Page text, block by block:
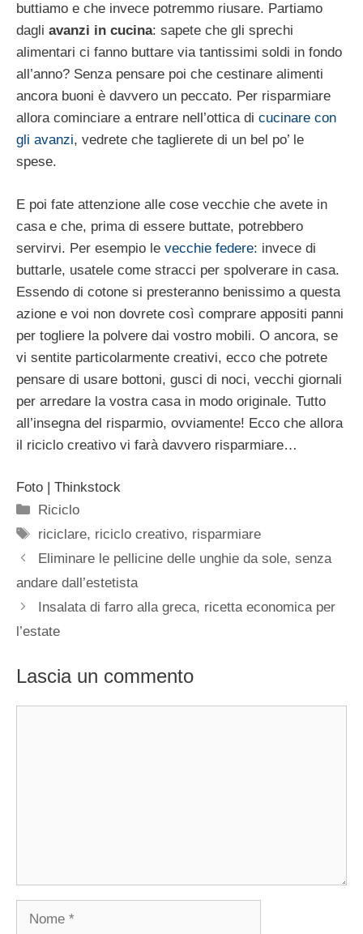
buttiamo e che invece potremmo riusare. Partiamo
dagli avanzi in cucina: sapete che gli sprechi
alimentari ci fanno buttare via tantissimi soldi in fondo
all’anno? Senza pensare poi che cestinare alimenti
ancora buoni è davvero un peccato. Per risparmiare
allora cominciare a entrare nell’ottica di cucinare con
gli avanzi, vedrete che taglierete di un bel po’ le
spese.
E poi fate attenzione alle cose vecchie che avete in
casa e che, prima di essere buttate, potrebbero
servirvi. Per esempio le vecchie federe: invece di
buttarle, usatele come stracci per spolverare in casa.
Essendo di cotone si presteranno benissimo a questa
azione e voi non dovrete così comprare appositi panni
per togliere la polvere dai vostro mobili. O ancora, se
vi sentite particolarmente creativi, ecco che potrete
pensare di usare bottoni, gusci di noci, vecchi giornali
per arredare la vostra casa in modo originale. Tutto
all’insegna del risparmio, ovviamente! Ecco che allora
il riciclo creativo vi farà davvero risparmiare…
Foto | Thinkstock
Categorie
Riciclo
Tag
riciclare, riciclo creativo, risparmiare
Eliminare le pellicine delle unghie da sole, senza
andare dall’estetista
Insalata di farro alla greca, ricetta economica per
l’estate
Lascia un commento